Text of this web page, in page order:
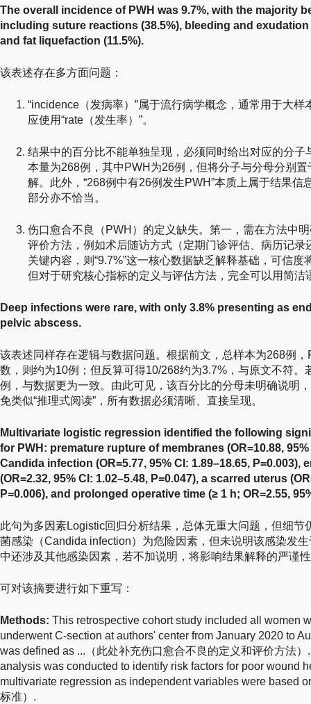
The overall incidence of PWH was 9.7%, with the majority
including suture reactions (38.5%), bleeding and exudation
and fat liquefaction (11.5%).
该表述存在多方面问题：
“incidence（发病率）”属于流行病学概念，通常用于大
应使用“rate（发生率）”。
结果中的百分比不能单独呈现，必须同时给出对应的分
本量为268例，其中PWH为26例，但将分子与分母分别
解。此外，“268例中有26例发生PWH”本质上属于结果信
部分亦不恰当。
伤口愈合不良（PWH）的定义缺失。第一，需在方法中
评价方法，例如术后随访方式（定期门诊评估、病历记
关键内容，则“9.7%”这一核心数据缺乏解释基础，可信
但对于研究核心指标的定义与评估方法，完全可以用简洁
Deep infections were rare, with only 3.8% presenting as
pelvic abscess.
该表述同样存在逻辑与数据问题。根据前文，总样本为268例
数，则约为10例；但反算可得10/268约为3.7%，与原文不符。
例，与数据更为一致。由此可见，该百分比的分母未明确说明
免类似“推理式阅读”，所有数据必须清晰、直接呈现。
Multivariate logistic regression identified the following
for PWH: premature rupture of membranes (OR=10.88, 95%
Candida infection (OR=5.77, 95% CI: 1.89–18.65, P=0.003),
(OR=2.32, 95% CI: 1.02–5.48, P=0.047), a scarred uterus
P=0.006), and prolonged operative time (≥ 1 h; OR=2.55,
此句为多因素Logistic回归分析结果，总体无重大问题，但细节
菌感染（Candida infection）为危险因素，但未说明该感染发
中还涉及其他感染因素，若不加说明，将影响结果解释的严谨
可对该摘要进行如下重写：
Methods: This retrospective cohort study included all women
underwent C-section at authors' center from January 2020 to
was defined as ...（此处补充伤口愈合不良的定义和评价方法
analysis was conducted to identify risk factors for poor wound
multivariate regression as independent variables were based
标准）.